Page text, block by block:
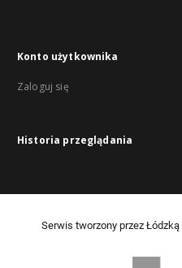
Konto użytkownika
Zaloguj się
Historia przeglądania
Serwis tworzony przez